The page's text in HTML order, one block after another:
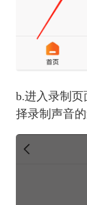
b.进入录制页
择录制声音